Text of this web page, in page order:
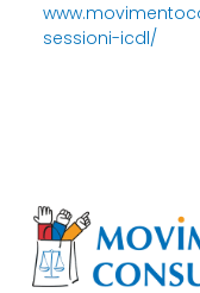
sessioni-icdl/